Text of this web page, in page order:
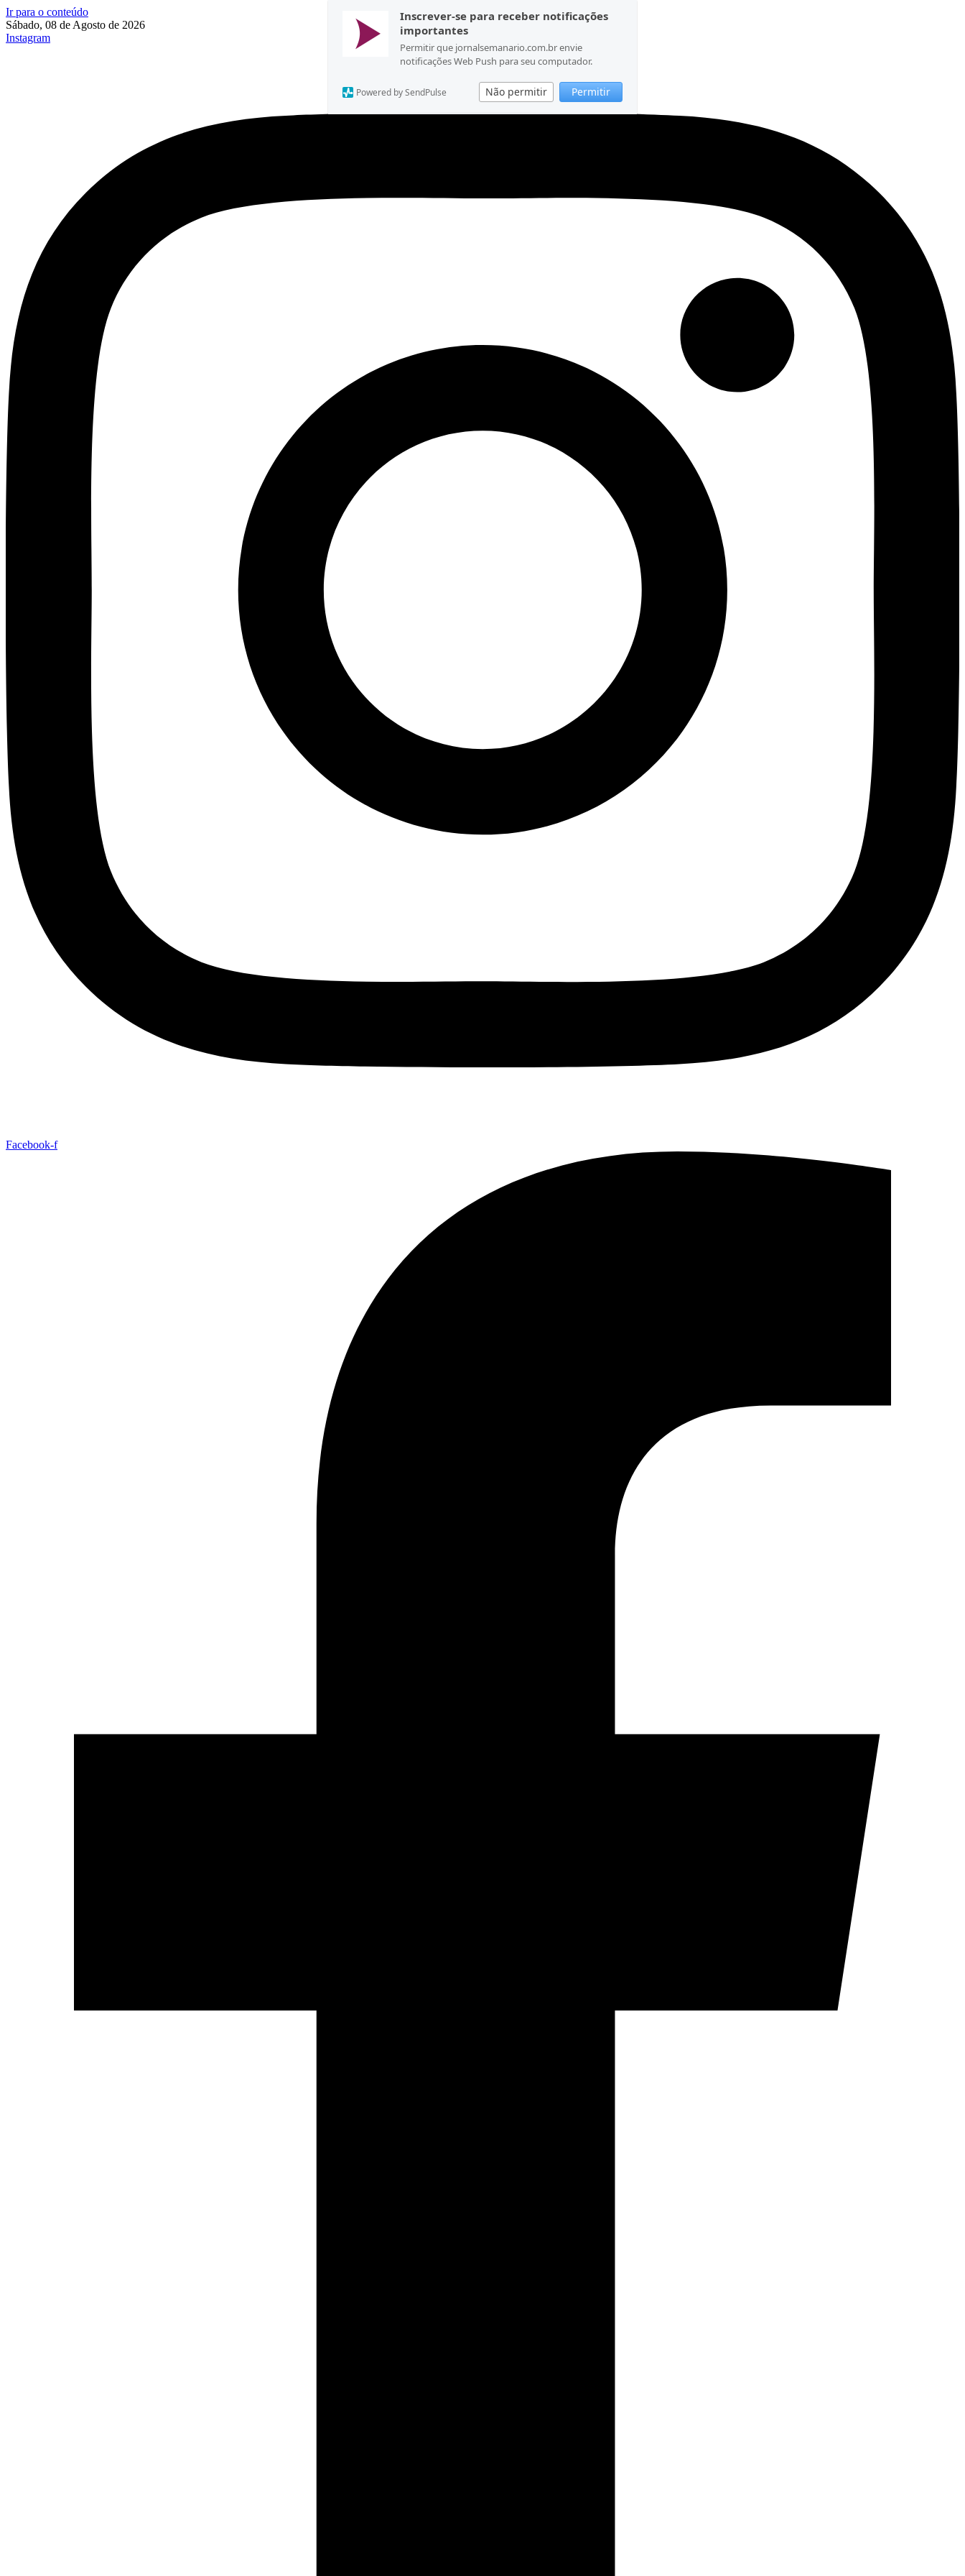
Inscrever-se para receber notificações
importantes
Permitir que jornalsemanario.com.br envie
notificações Web Push para seu computador.
Não permitir Permitir
Powered by SendPulse
Ir para o conteúdo
Sábado, 08 de Agosto de 2026
Instagram
Facebook-f